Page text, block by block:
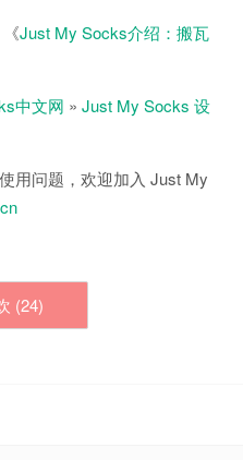
Just My Socks介绍：搬瓦
中文网 » Just My Socks 设
用问题，欢迎加入 Just My
(24)